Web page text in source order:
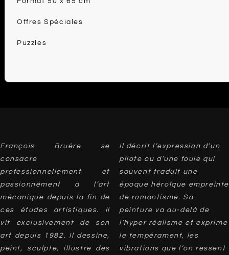
Offres Spéciales
Puzzles
François Bruère se
consacre
professionnellement et
passionnément à l’art
mécanique depuis la fin de
ces études artistiques. Il
vit exclusivement de son
art depuis 1982. Il dessine,
peint, sculpte, illustre des
Il décrit l’expression d’un
pilote ou d’une foule qui
souvent traduit une
époque héroïque empreinte
de romantisme. Sa
peinture va au-delà de
l’hyper réalisme et exprime
le tempérament, les
vibrations que l’on ressent